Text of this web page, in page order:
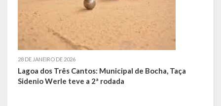
Galeria de Soberanas
Galeria de Vereadores
Galeria de Fotos
Vídeos
28 DE JANEIRO DE 2026
Lagoa dos Três Cantos: Municipal de Bocha, Taça
Sidenio Werle teve a 2ª rodada